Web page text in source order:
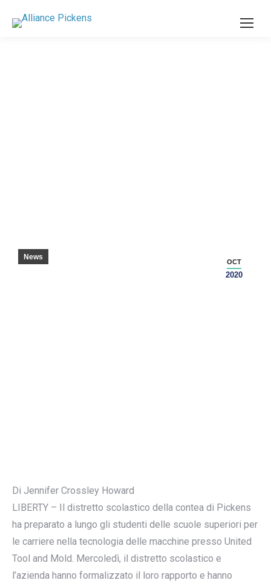
OCT
2020
News
Di Jennifer Crossley Howard
LIBERTY – Il distretto scolastico della contea di Pickens
ha preparato a lungo gli studenti delle scuole superiori per
le carriere nella tecnologia delle macchine presso United
Tool and Mold. Mercoledì, il distretto scolastico e
l’azienda hanno formalizzato il loro rapporto e hanno